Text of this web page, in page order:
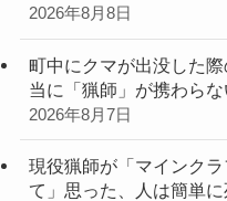
2026年8月8日
町中にクマが出没した
当に「猟師」が携わら
2026年8月7日
現役猟師が「マインク
て」思った、人は簡単